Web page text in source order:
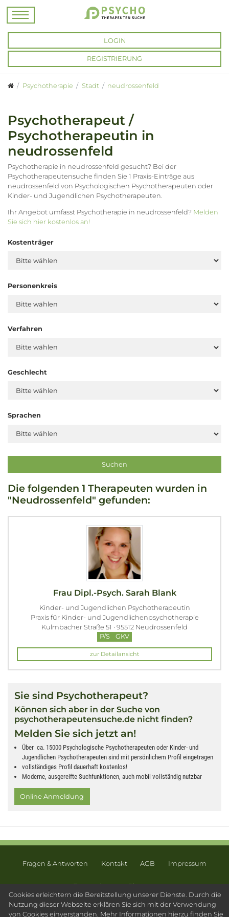
LOGIN
REGISTRIERUNG
Psychotherapie Stadt neudrossenfeld
Psychotherapeut /
Psychotherapeutin in
neudrossenfeld
Psychotherapie in neudrossenfeld gesucht? Bei der
Psychotherapeutensuche finden Sie 1 Praxis-Einträge aus
neudrossenfeld von Psychologischen Psychotherapeuten oder
Kinder- und Jugendlichen Psychotherapeuten.
Ihr Angebot umfasst Psychotherapie in neudrossenfeld? Melden
Sie sich hier kostenlos an!
Kostenträger
Personenkreis
Verfahren
Geschlecht
Sprachen
Die folgenden 1 Therapeuten wurden in
"Neudrossenfeld" gefunden:
Frau Dipl.-Psych. Sarah Blank
Kinder- und Jugendlichen Psychotherapeutin
Praxis für Kinder- und Jugendlichenpsychotherapie
Kulmbacher Straße 51 · 95512 Neudrossenfeld
P/S
GKV
zur Detailansicht
Sie sind Psychotherapeut?
Können sich aber in der Suche von
psychotherapeutensuche.de nicht finden?
Melden Sie sich jetzt an!
Über ca. 15000 Psychologische Psychotherapeuten oder Kinder- und
Jugendlichen Psychotherapeuten sind mit persönlichem Profil eingetragen
vollständiges Profil dauerhaft kostenlos!
Moderne, ausgereifte Suchfunktionen, auch mobil vollständig nutzbar
Online Anmeldung
Fragen & Antworten Kontakt AGB Impressum
Datenschutz Sitemap
© 2003 - 2026 Psychotherapeutensuche.de - PsyOS GmbH
Cookies erleichtern die Bereitstellung unserer Dienste. Durch die
Nutzung dieser Webseite erklären Sie sich mit der Verwendung
von Cookies einverstanden. Mehr Informationen hierzu finden Sie